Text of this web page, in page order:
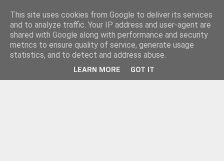
This site uses cookies from Google to deliver its services
and to analyze traffic. Your IP address and user-agent are
shared with Google along with performance and security
metrics to ensure quality of service, generate usage
statistics, and to detect and address abuse.
LEARN MORE GOT IT